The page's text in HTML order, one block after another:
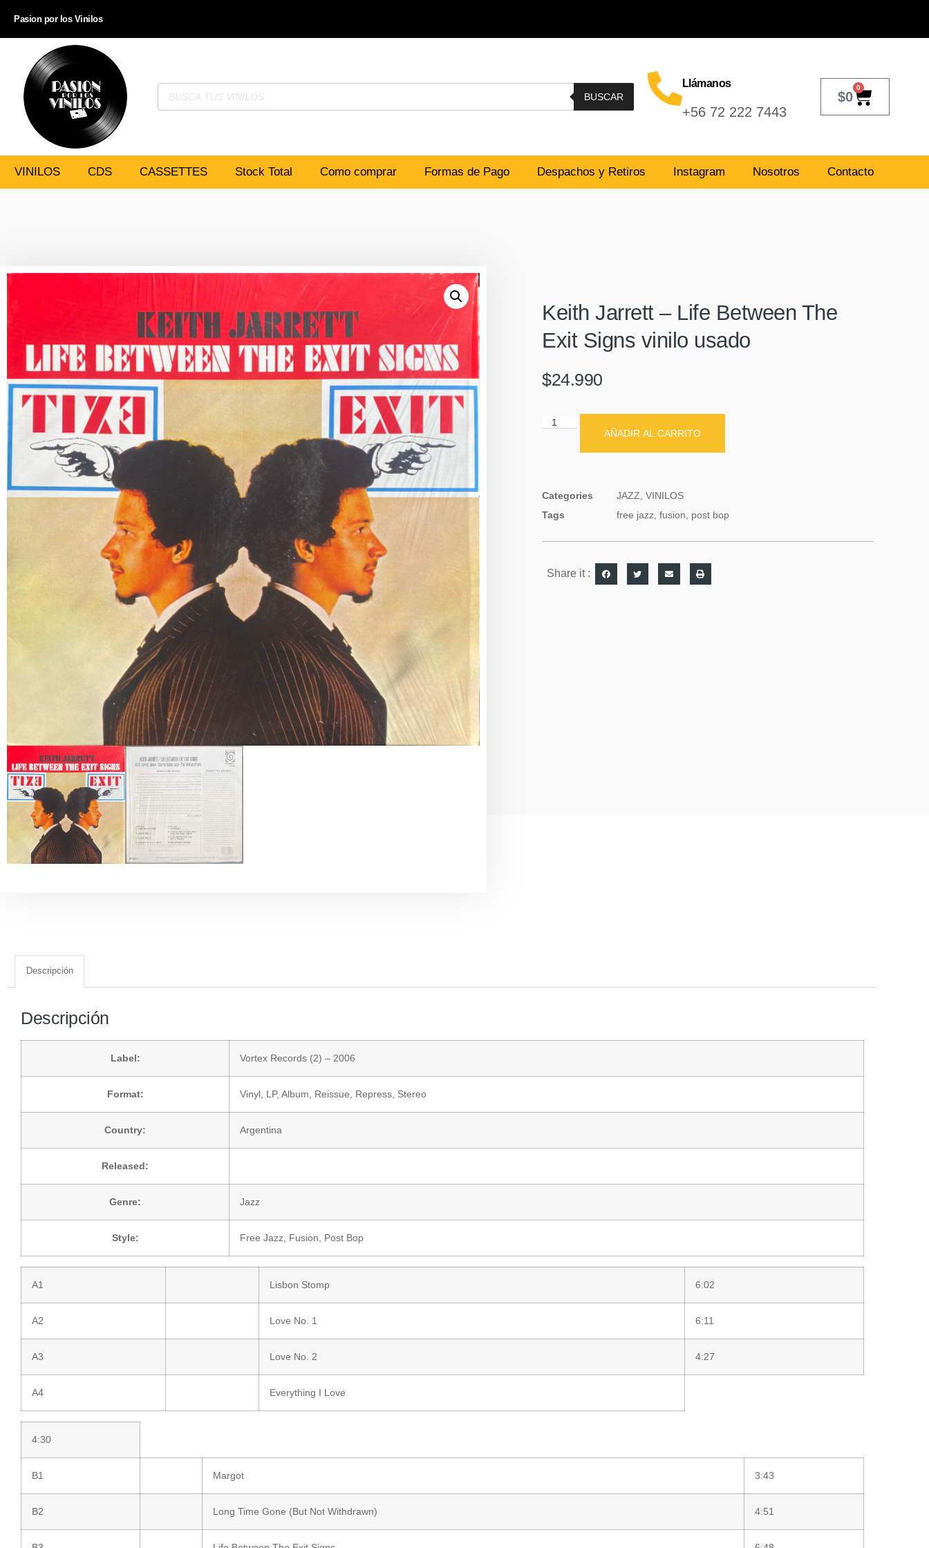
Pasion por los Vinilos
BUSCAR
Llámanos
+56 72 222 7443
$0
0
VINILOS CDS CASSETTES Stock Total Como comprar Formas de Pago Despachos y Retiros Instagram Nosotros Contacto
Keith Jarrett – Life Between The
Exit Signs vinilo usado
$24.990
AÑADIR AL CARRITO
Categories JAZZ, VINILOS
Tags
free jazz, fusion, post bop
Share it :
Descripción
Descripción
Label: Vortex Records (2) – 2006
Format: Vinyl , LP, Album, Reissue, Repress, Stereo
Country: Argentina
Released:
Genre: Jazz
Style: Free Jazz Fusion Post Bop
A1 Lisbon Stomp 6:02
A2 Love No. 1 6:11
A3 Love No. 2 4:27
A4 Everything I Love
4:30
B1 Margot 3:43
B2 Long Time Gone (But Not Withdrawn) 4:51